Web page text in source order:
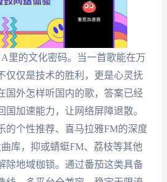
里的文化密码。当一首歌能在万
仅仅是技术的胜利，更是心灵抚
国外怎样听国内的歌，答案已经
加速能力，让网络屏障退散。
的个性推荐、喜马拉雅FM的深度
库，抑或蜻蜓FM、荔枝等其他
除地域枷锁。通过番茄这类具备